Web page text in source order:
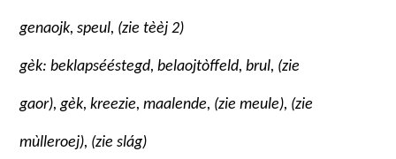
genaojk, speul, (zie tèèj 2)
gèk: beklapsééstegd, belaojtòffeld, brul, (zie
gaor), gèk, kreezie, maalende, (zie meule), (zie
mùlleroej), (zie slág)